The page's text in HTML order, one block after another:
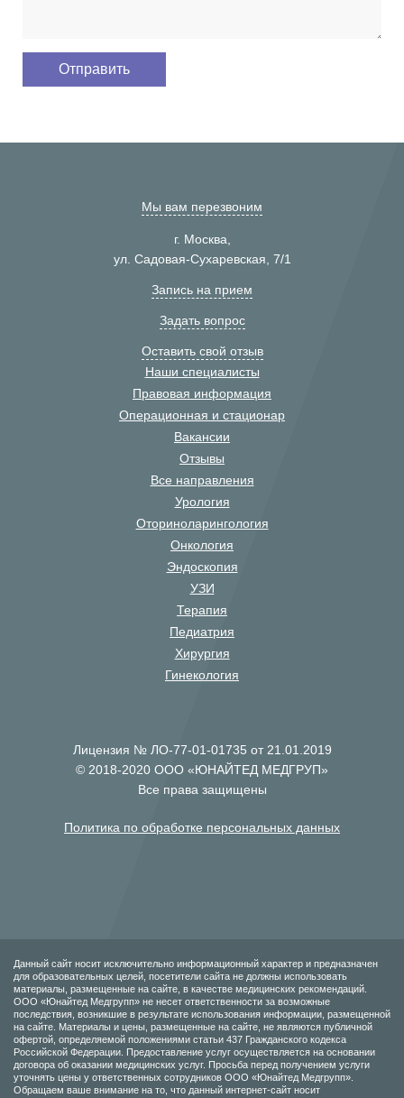
Мы вам перезвоним
г. Москва,
ул. Садовая-Сухаревская, 7/1
Запись на прием
Задать вопрос
Оставить свой отзыв
Наши специалисты
Правовая информация
Операционная и стационар
Вакансии
Отзывы
Все направления
Урология
Оториноларингология
Онкология
Эндоскопия
УЗИ
Терапия
Педиатрия
Хирургия
Гинекология
Лицензия № ЛО-77-01-01735 от 21.01.2019
© 2018-2020 ООО «ЮНАЙТЕД МЕДГРУП»
Все права защищены
Политика по обработке персональных данных
Данный сайт носит исключительно информационный характер и предназначен
для образовательных целей, посетители сайта не должны использовать
материалы, размещенные на сайте, в качестве медицинских рекомендаций.
ООО «Юнайтед Медгрупп» не несет ответственности за возможные
последствия, возникшие в результате использования информации, размещенной
на сайте. Материалы и цены, размещенные на сайте, не являются публичной
офертой, определяемой положениями статьи 437 Гражданского кодекса
Российской Федерации. Предоставление услуг осуществляется на основании
договора об оказании медицинских услуг. Просьба перед получением услуги
уточнять цены у ответственных сотрудников ООО «Юнайтед Медгрупп».
Обращаем ваше внимание на то, что данный интернет-сайт носит